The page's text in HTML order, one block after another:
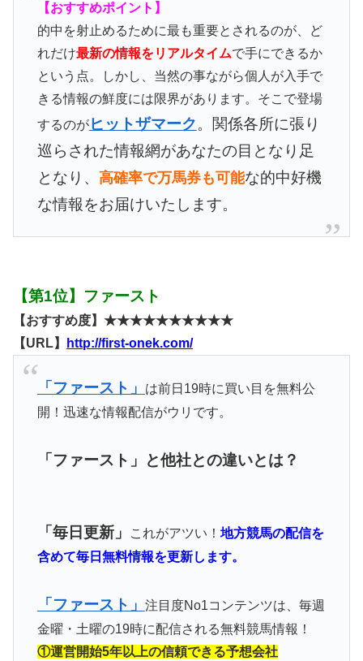
【おすすめポイント】
的中を射止めるために最も重要とされるのが、ど
れだけ最新の情報をリアルタイムで手にできるか
という点。しかし、当然の事ながら個人が入手で
きる情報の鮮度には限界があります。そこで登場
するのがヒットザマーク。関係各所に張り
巡らされた情報網があなたの目となり足
となり、 高確率で万馬券も可能な的中好機
な情報をお届けいたします。
【第1位】ファースト
【おすすめ度】★★★★★★★★★★
【URL】
http://first-onek.com/
「ファースト」
は前日19時に買い目を無料公
開！迅速な情報配信がウリです。
「ファースト」と他社との違いとは？
「毎日更新」 これがアツい！ 地方競馬の配信を
含めて毎日無料情報を更新します。
「ファースト」 注目度No1コンテンツは、毎週
金曜・土曜の19時に配信される無料競馬情報！
①運営開始5年以上の信頼できる予想会社